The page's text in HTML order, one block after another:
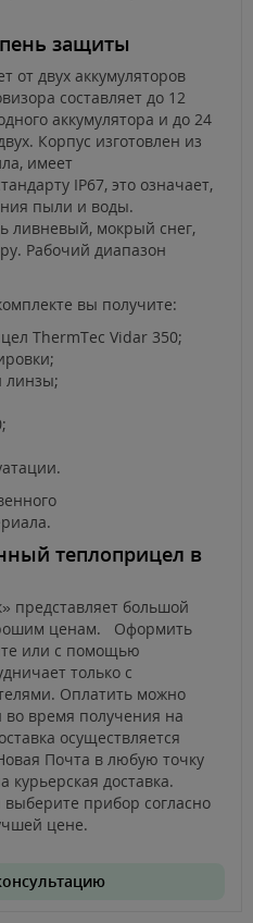
защиты
от двух аккумуляторов
составляет до 12
аккумулятора и до 24
Корпус изготовлен из
имеет
IP67, это означает,
пыли и воды.
ливневый, мокрый снег,
Рабочий диапазон
вы получите:
ThermTec Vidar 350;
линзы;
теплоприцел в
представляет большой
ценам. Оформить
или с помощью
только с
Оплатить можно
время получения на
осуществляется
Почта в любую точку
курьерская доставка.
прибор согласно
цене.